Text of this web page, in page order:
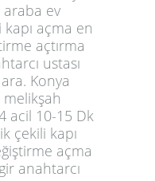
ev
kapı açma en
açtırma
ustası
Konya
acil 10-15 Dk
çekili kapı
açma
anahtarcı